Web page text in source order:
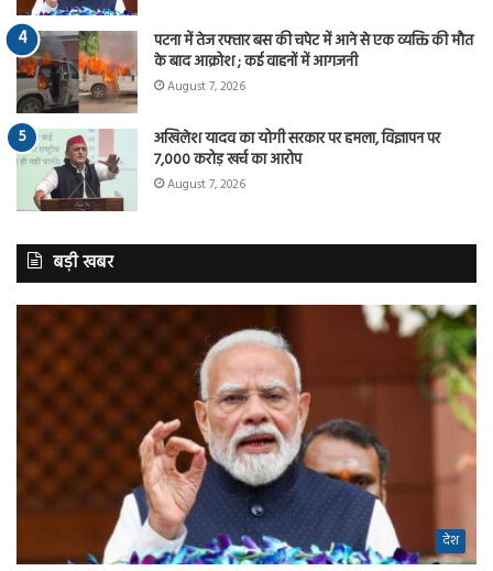
पटना में तेज रफ्तार बस की चपेट में आने से एक व्यक्ति की मौत
के बाद आक्रोश ; कई वाहनों में आगजनी
August 7, 2026
अखिलेश यादव का योगी सरकार पर हमला, विज्ञापन पर
7,000 करोड़ खर्च का आरोप
August 7, 2026
बड़ी खबर
देश